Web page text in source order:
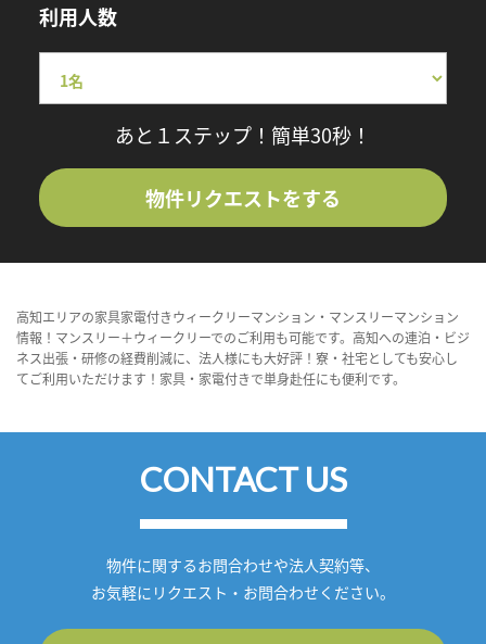
利用人数
あと１ステップ！簡単30秒！
物件リクエストをする
高知エリアの家具家電付きウィークリーマンション・マンスリーマンション
情報！マンスリー＋ウィークリーでのご利用も可能です。高知への連泊・ビジ
ネス出張・研修の経費削減に、法人様にも大好評！寮・社宅としても安心し
てご利用いただけます！家具・家電付きで単身赴任にも便利です。
CONTACT US
物件に関するお問合わせや法人契約等、
お気軽にリクエスト・お問合わせください。